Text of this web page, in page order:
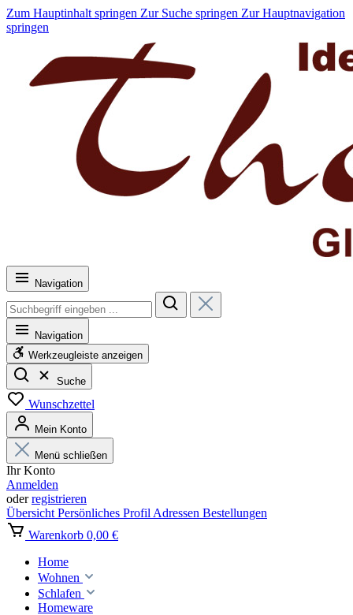
Zum Hauptinhalt springen Zur Suche springen Zur Hauptnavigation
springen
Navigation
Navigation
Werkzeugleiste anzeigen
Suche
Wunschzettel
Mein Konto
Menü schließen
Ihr Konto
Anmelden
oderregistrieren
Übersicht Persönliches Profil Adressen Bestellungen
Warenkorb 0,00 €
Home
Wohnen
Schlafen
Homeware